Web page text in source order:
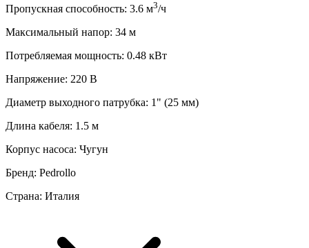
Пропускная способность: 3.6 м3/ч
Максимальный напор: 34 м
Потребляемая мощность: 0.48 кВт
Напряжение: 220 В
Диаметр выходного патрубка: 1" (25 мм)
Длина кабеля: 1.5 м
Корпус насоса: Чугун
Бренд: Pedrollo
Страна: Италия